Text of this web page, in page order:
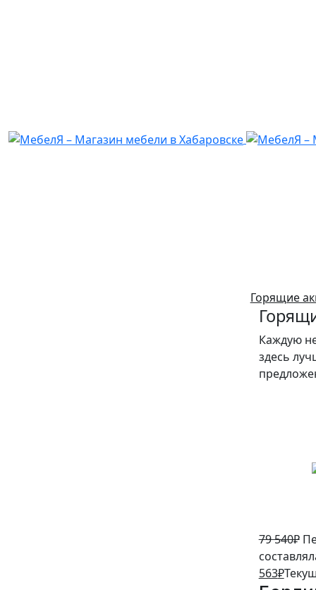
Горящие
Каждую
здесь
79 540₽
563₽